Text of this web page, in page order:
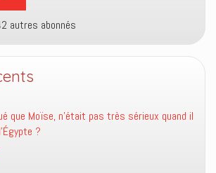
autres abonnés
que Moïse, n’était pas très sérieux quand il
?